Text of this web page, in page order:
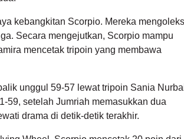
kebangkitan Scorpio. Mereka
Secara mengejutkan, Scorpio mampu
mencetak tripoin yang membawa
unggul 59-57 lewat tripoin Sania
59, setelah Jumriah memasukkan dua
drama di detik-detik terakhir.